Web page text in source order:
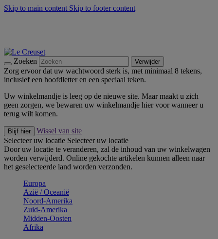
Skip to main content Skip to footer content
Zoeken Verwijder
Zorg ervoor dat uw wachtwoord sterk is, met minimaal 8 tekens,
inclusief een hoofdletter en een speciaal teken.
Uw winkelmandje is leeg op de nieuwe site. Maar maakt u zich
geen zorgen, we bewaren uw winkelmandje hier voor wanneer u
terug wilt komen.
Blijf hier
Wissel van site
Selecteer uw locatie Selecteer uw locatie
Door uw locatie te veranderen, zal de inhoud van uw winkelwagen
worden verwijderd. Online gekochte artikelen kunnen alleen naar
het geselecteerde land worden verzonden.
Europa
Aziё / Oceaniё
Noord-Amerika
Zuid-Amerika
Midden-Oosten
Afrika